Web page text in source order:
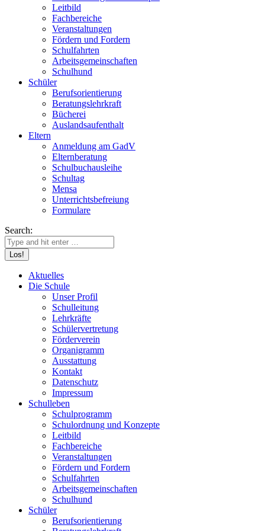
Leitbild
Fachbereiche
Veranstaltungen
Fördern und Fordern
Schulfahrten
Arbeitsgemeinschaften
Schulhund
Schüler
Berufsorientierung
Beratungslehrkraft
Bücherei
Auslandsaufenthalt
Eltern
Anmeldung am GadV
Elternberatung
Schulbuchausleihe
Schultag
Mensa
Unterrichtsbefreiung
Formulare
Search:
Aktuelles
Die Schule
Unser Profil
Schulleitung
Lehrkräfte
Schülervertretung
Förderverein
Organigramm
Ausstattung
Kontakt
Datenschutz
Impressum
Schulleben
Schulprogramm
Schulordnung und Konzepte
Leitbild
Fachbereiche
Veranstaltungen
Fördern und Fordern
Schulfahrten
Arbeitsgemeinschaften
Schulhund
Schüler
Berufsorientierung